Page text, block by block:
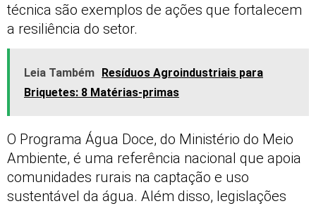
técnica são exemplos de ações que fortalecem
a resiliência do setor.
Leia Também
Resíduos Agroindustriais para
Briquetes: 8 Matérias-primas
O Programa Água Doce, do Ministério do Meio
Ambiente, é uma referência nacional que apoia
comunidades rurais na captação e uso
sustentável da água. Além disso, legislações